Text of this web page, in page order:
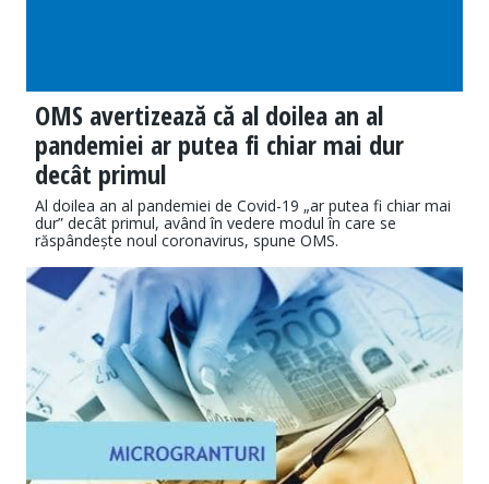
OMS avertizează că al doilea an al
pandemiei ar putea fi chiar mai dur
decât primul
Al doilea an al pandemiei de Covid-19 „ar putea fi chiar mai
dur” decât primul, având în vedere modul în care se
răspândește noul coronavirus, spune OMS.